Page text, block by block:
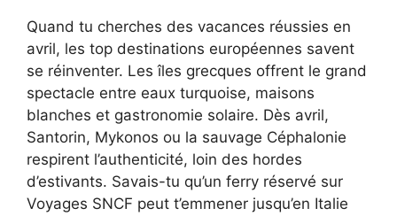
Quand tu cherches des vacances réussies en
avril, les top destinations européennes savent
se réinventer. Les îles grecques offrent le grand
spectacle entre eaux turquoise, maisons
blanches et gastronomie solaire. Dès avril,
Santorin, Mykonos ou la sauvage Céphalonie
respirent l’authenticité, loin des hordes
d’estivants. Savais-tu qu’un ferry réservé sur
Voyages SNCF peut t’emmener jusqu’en Italie